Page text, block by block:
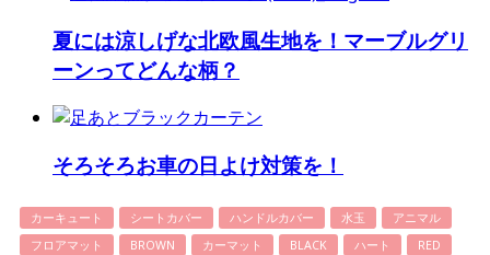
夏には涼しげな北欧風生地を！マーブルグリ
ーンってどんな柄？
そろそろお車の日よけ対策を！
カーキュート シートカバー ハンドルカバー 水玉
アニマル
フロアマット
BROWN カーマット BLACK ハート
RED